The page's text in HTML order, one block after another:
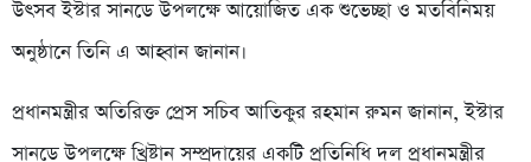
উৎসব ইস্টার সানডে উপলক্ষে আয়োজিত এক শুভেচ্ছা ও মতবিনিময়
অনুষ্ঠানে তিনি এ আহ্বান জানান।
প্রধানমন্ত্রীর অতিরিক্ত প্রেস সচিব আতিকুর রহমান রুমন জানান, ইস্টার
সানডে উপলক্ষে খ্রিষ্টান সম্প্রদায়ের একটি প্রতিনিধি দল প্রধানমন্ত্রীর